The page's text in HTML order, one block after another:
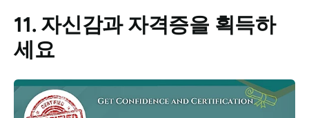
11. 자신감과 자격증을 획득하
세요